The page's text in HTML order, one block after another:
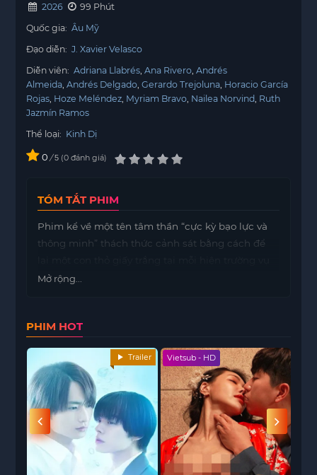
2026
99 Phút
Quốc gia: Âu Mỹ
Đạo diễn: J. Xavier Velasco
Diễn viên: Adriana Llabrés Ana Rivero Andrés
Almeida Andrés Delgado Gerardo Trejoluna Horacio García
Rojas Hoze Meléndez Myriam Bravo Nailea Norvind Ruth
Jazmín Ramos
Thể loại: Kinh Dị
0 / 5 0 đánh giá
TÓM TẮT PHIM
Phim kể về một tên tâm thần “cực kỳ bạo lực và
thông minh” thách thức cảnh sát bằng cách để
án, liên kết tất cả các vụ án lại với nhau.
Mở rộng...
PHIM HOT
Trailer Vietsub - HD